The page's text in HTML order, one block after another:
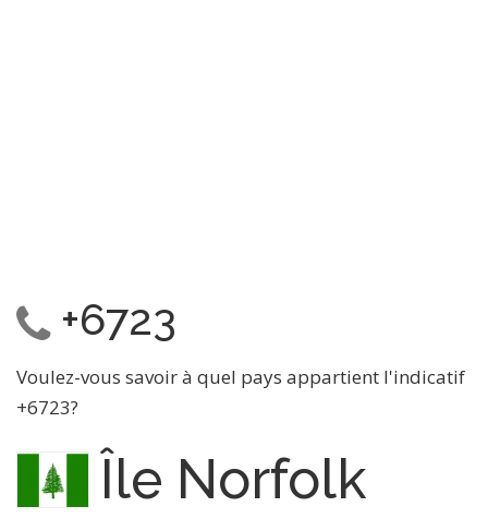
+6723
Voulez-vous savoir à quel pays appartient l'indicatif
+6723?
Île Norfolk